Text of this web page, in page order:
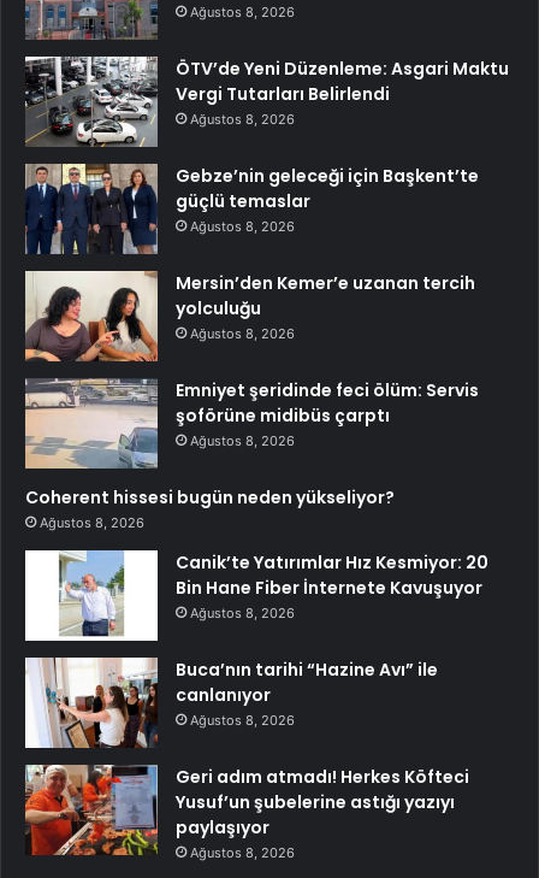
Ağustos 8, 2026
ÖTV’de Yeni Düzenleme: Asgari Maktu
Vergi Tutarları Belirlendi
Ağustos 8, 2026
Gebze’nin geleceği için Başkent’te
güçlü temaslar
Ağustos 8, 2026
Mersin’den Kemer’e uzanan tercih
yolculuğu
Ağustos 8, 2026
Emniyet şeridinde feci ölüm: Servis
şoförüne midibüs çarptı
Ağustos 8, 2026
Coherent hissesi bugün neden yükseliyor?
Ağustos 8, 2026
Canik’te Yatırımlar Hız Kesmiyor: 20
Bin Hane Fiber İnternete Kavuşuyor
Ağustos 8, 2026
Buca’nın tarihi “Hazine Avı” ile
canlanıyor
Ağustos 8, 2026
Geri adım atmadı! Herkes Köfteci
Yusuf’un şubelerine astığı yazıyı
paylaşıyor
Ağustos 8, 2026